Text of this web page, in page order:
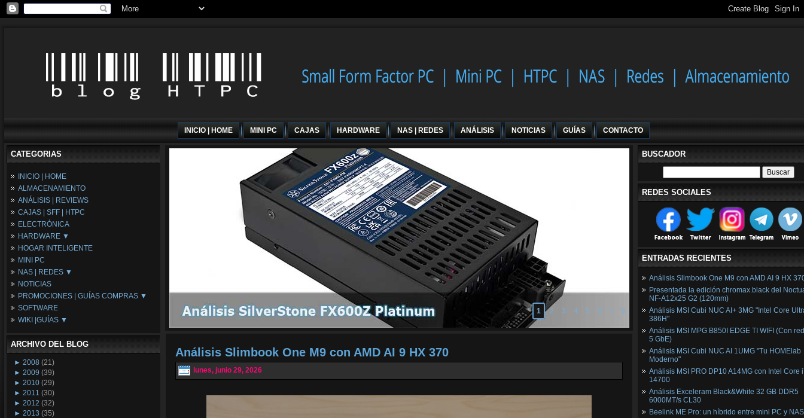
INICIO | HOME MINI PC CAJAS HARDWARE NAS | REDES ANÁLISIS NOTICIAS GUÍAS CONTACTO
CATEGORIAS
INICIO | HOME
ALMACENAMIENTO
ANÁLISIS | REVIEWS
CAJAS | SFF | HTPC
ELECTRÓNICA
HARDWARE ▼
Fuentes de Alimentación
Memória RAM
Placas Base
Procesadores
Periféricos
Refrigeración
Tarjetas Gráficas
HOGAR INTELIGENTE
MINI PC
NAS | REDES ▼
NAS
Espacio Synology
Redes
NOTICIAS
PROMOCIONES | GUÍAS COMPRAS ▼
Configuraciones Ordenadores
Guías de Compras
SOFTWARE
WIKI |GUÍAS ▼
Wikipedia
ARCHIVO DEL BLOG
► 2008 (21)
► 2009 (39)
► 2010 (29)
► 2011 (30)
► 2012 (32)
► 2013 (35)
1 2 3 4 5 6 7 8
Análisis Slimbook One M9 con AMD AI 9 HX 370
lunes, junio 29, 2026
BUSCADOR
REDES SOCIALES
ENTRADAS RECIENTES
Análisis Slimbook One M9 con AMD AI 9 HX
Presentada la edición chromax.black del
NF‑A12x25 G2 (120mm)
Análisis MSI Cubi NUC AI+ 3MG "Intel Core
386H"
Análisis MSI MPG B850I EDGE TI WIFI (Con
5 GbE)
Análisis MSI Cubi NUC AI 1UMG "Tu HOMElab
Moderno"
Análisis MSI PRO DP10 A14MG con Intel Core
14700
Análisis Exceleram Black&White 32 GB DDR5
6000MT/s CL30
Beelink ME Pro: un híbrido entre mini PC y NAS